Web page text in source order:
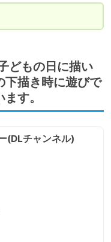
どもの日に描い
下描き時に遊びで
す。
(DLチャンネル)